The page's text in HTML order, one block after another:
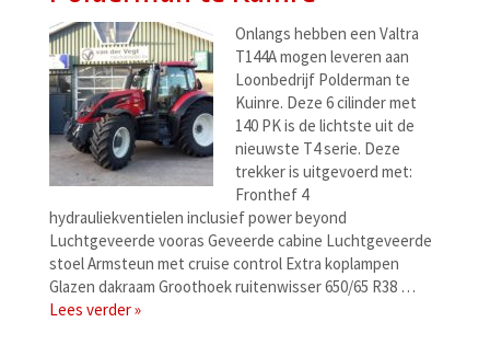
Onlangs hebben een Valtra
T144A mogen leveren aan
Loonbedrijf Polderman te
Kuinre. Deze 6 cilinder met
140 PK is de lichtste uit de
nieuwste T4 serie. Deze
trekker is uitgevoerd met:
Fronthef 4
hydrauliekventielen inclusief power beyond
Luchtgeveerde vooras Geveerde cabine Luchtgeveerde
stoel Armsteun met cruise control Extra koplampen
Glazen dakraam Groothoek ruitenwisser 650/65 R38 …
Lees verder »